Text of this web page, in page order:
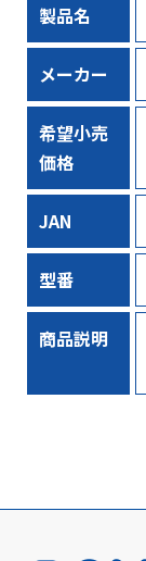
製品名
メーカー
希望小売
価格
JAN
型番
商品説明